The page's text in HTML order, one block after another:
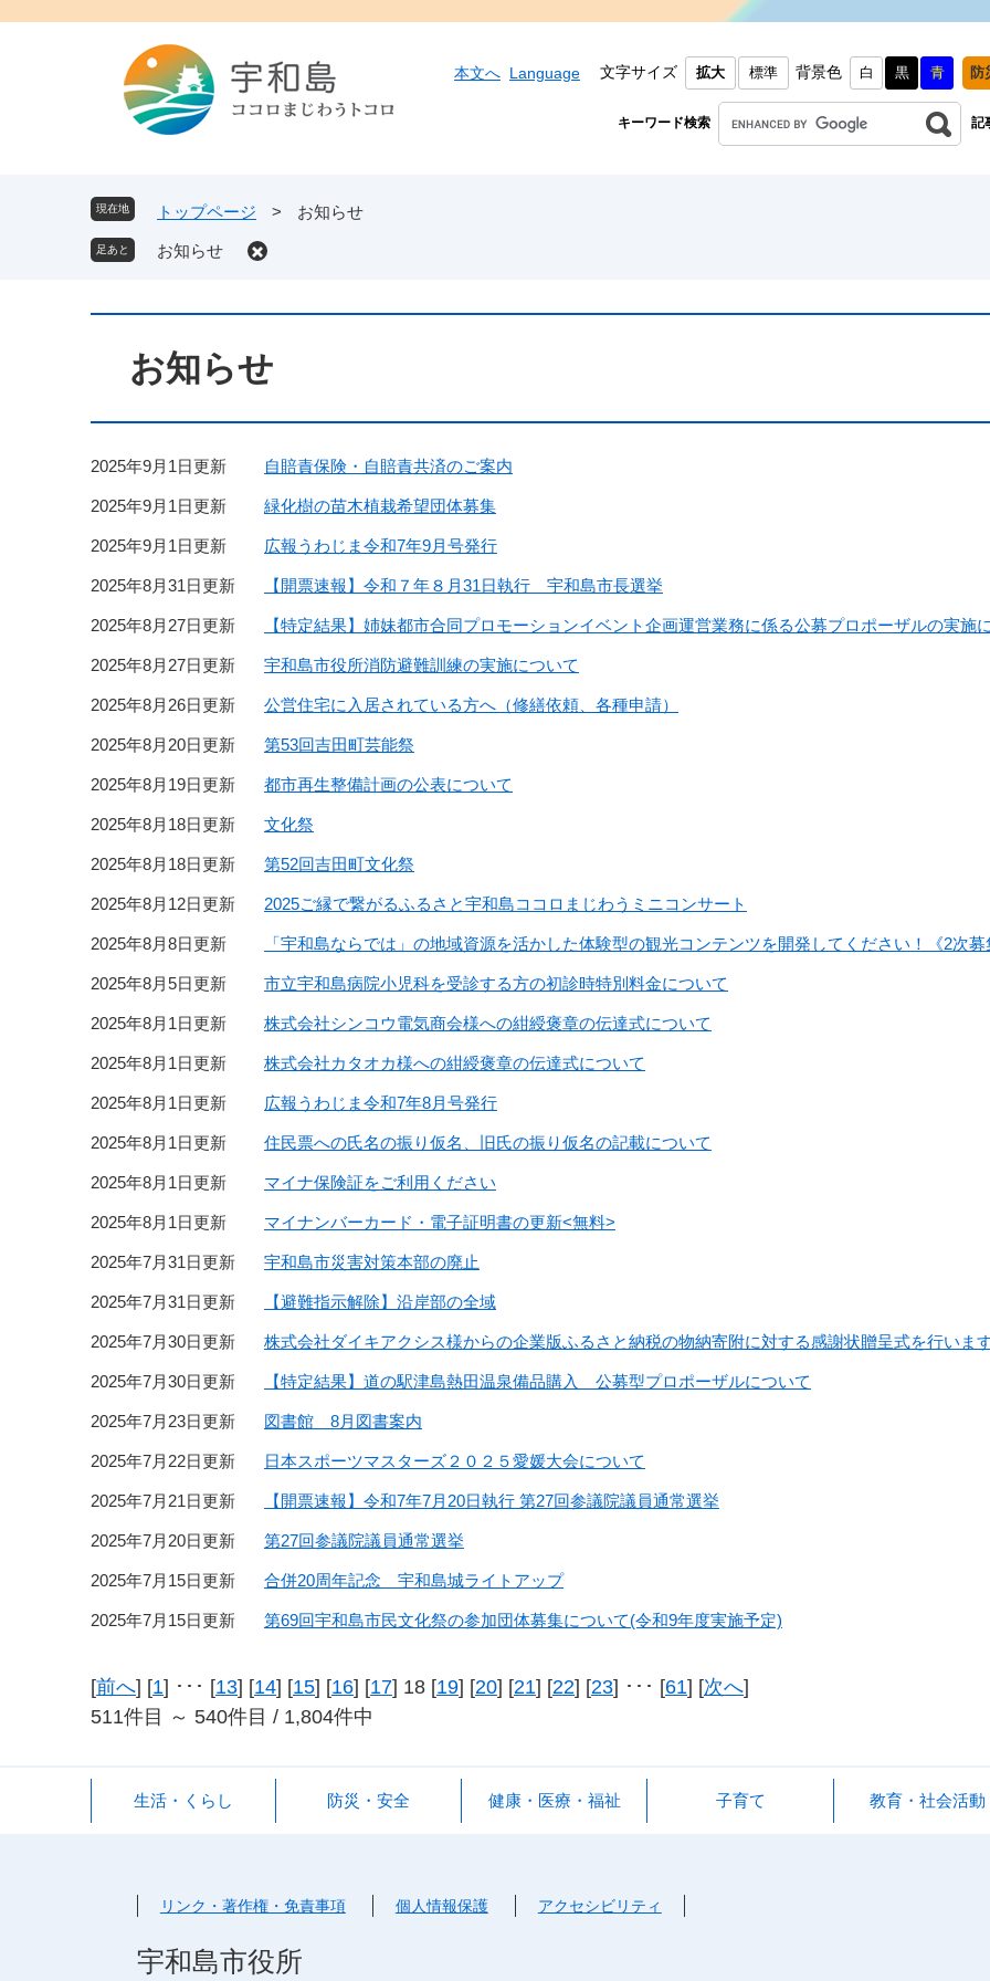
本文へ Language 文字サイズ 拡大 標準 背景色 白 黒 青 防
キーワード検索 記
現在地 トップページ > お知らせ
お知らせ
お知らせ
2025年9月1日更新 自賠責保険・自賠責共済のご案内
2025年9月1日更新 緑化樹の苗木植栽希望団体募集
2025年9月1日更新 広報うわじま令和7年9月号発行
2025年8月31日更新 【開票速報】令和７年８月31日執行 宇和島市長選挙
2025年8月27日更新 【特定結果】姉妹都市合同プロモーションイベント企画運営業務に係る公募プロポーザルの実施
2025年8月27日更新 宇和島市役所消防避難訓練の実施について
2025年8月26日更新 公営住宅に入居されている方へ（修繕依頼、各種申請）
2025年8月20日更新 第53回吉田町芸能祭
2025年8月19日更新 都市再生整備計画の公表について
2025年8月18日更新 文化祭
2025年8月18日更新 第52回吉田町文化祭
2025年8月12日更新 2025ご縁で繋がるふるさと宇和島ココロまじわうミニコンサート
2025年8月8日更新 「宇和島ならでは」の地域資源を活かした体験型の観光コンテンツを開発してください！《2次募
2025年8月5日更新 市立宇和島病院小児科を受診する方の初診時特別料金について
2025年8月1日更新 株式会社シンコウ電気商会様への紺綬褒章の伝達式について
2025年8月1日更新 株式会社カタオカ様への紺綬褒章の伝達式について
2025年8月1日更新 広報うわじま令和7年8月号発行
2025年8月1日更新 住民票への氏名の振り仮名、旧氏の振り仮名の記載について
2025年8月1日更新 マイナ保険証をご利用ください
2025年8月1日更新 マイナンバーカード・電子証明書の更新<無料>
2025年7月31日更新 宇和島市災害対策本部の廃止
2025年7月31日更新 【避難指示解除】沿岸部の全域
2025年7月30日更新 株式会社ダイキアクシス様からの企業版ふるさと納税の物納寄附に対する感謝状贈呈式を行いま
2025年7月30日更新 【特定結果】道の駅津島熱田温泉備品購入 公募型プロポーザルについて
2025年7月23日更新 図書館 8月図書案内
2025年7月22日更新 日本スポーツマスターズ２０２５愛媛大会について
2025年7月21日更新 【開票速報】令和7年7月20日執行 第27回参議院議員通常選挙
2025年7月20日更新 第27回参議院議員通常選挙
2025年7月15日更新 合併20周年記念 宇和島城ライトアップ
2025年7月15日更新 第69回宇和島市民文化祭の参加団体募集について(令和9年度実施予定)
[前へ] [1] ･･･ [13] [14] [15] [16] [17] 18 [19] [20] [21] [22] [23] ･･･ [61] [次へ]
511件目 ～ 540件目 / 1,804件中
生活・くらし 防災・安全 健康・医療・福祉 子育て 教育・社会活動
リンク・著作権・免責事項 個人情報保護 アクセシビリティ
宇和島市役所